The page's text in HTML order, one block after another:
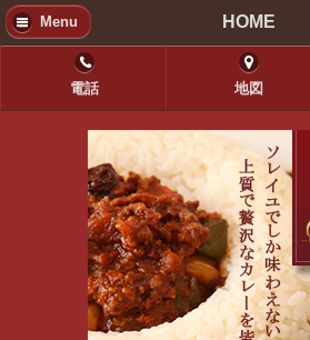
Menu HOME
電話 地図